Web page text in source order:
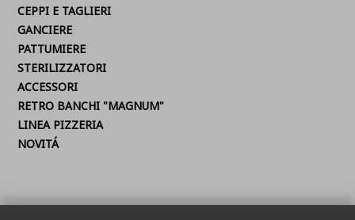
CEPPI E TAGLIERI
GANCIERE
PATTUMIERE
STERILIZZATORI
ACCESSORI
RETRO BANCHI "MAGNUM"
LINEA PIZZERIA
NOVITÁ